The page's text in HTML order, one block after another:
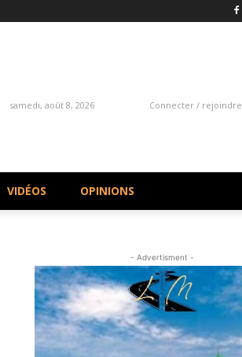
samedi, août 8, 2026 Connecter / rejoindre
VIDÉOS OPINIONS
- Advertisment -